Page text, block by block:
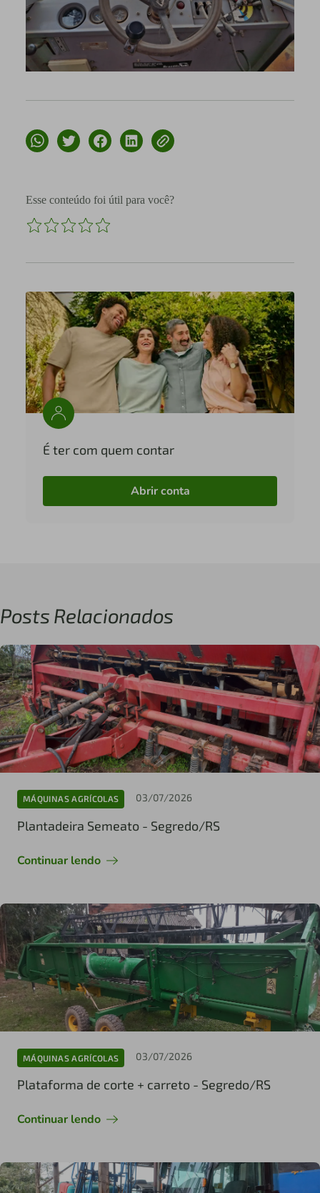
Esse conteúdo foi útil para você?
É ter com quem contar
Abrir conta
Posts Relacionados
MÁQUINAS AGRÍCOLAS 03/07/2026
Plantadeira Semeato - Segredo/RS
Continuar lendo
MÁQUINAS AGRÍCOLAS 03/07/2026
Plataforma de corte + carreto - Segredo/RS
Continuar lendo